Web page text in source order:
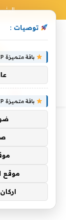
توصيات :
باقة متميزة VIP (كود: AA86842):
باقة متميزة VIP (كود: AA35872):
موقع